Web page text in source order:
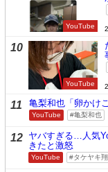
YouTube
10
YouTube
11 亀梨和也「卵かけ
YouTube 亀梨和也
12 ヤバすぎる…人気
きたと激怒
YouTube タケヤキ翔